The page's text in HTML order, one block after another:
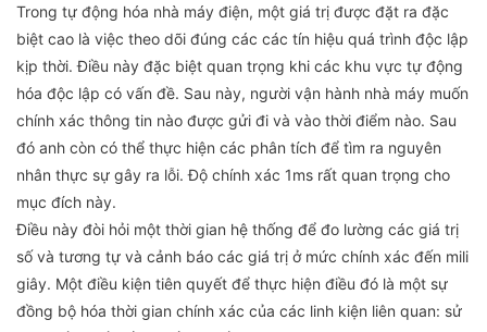
Trong tự động hóa nhà máy điện, một giá trị được đặt ra đặc
biệt cao là việc theo dõi đúng các các tín hiệu quá trình độc lập
kịp thời. Điều này đặc biệt quan trọng khi các khu vực tự động
hóa độc lập có vấn đề. Sau này, người vận hành nhà máy muốn
chính xác thông tin nào được gửi đi và vào thời điểm nào. Sau
đó anh còn có thể thực hiện các phân tích để tìm ra nguyên
nhân thực sự gây ra lỗi. Độ chính xác 1ms rất quan trọng cho
mục đích này.
Điều này đòi hỏi một thời gian hệ thống để đo lường các giá trị
số và tương tự và cảnh báo các giá trị ở mức chính xác đến mili
giây. Một điều kiện tiên quyết để thực hiện điều đó là một sự
đồng bộ hóa thời gian chính xác của các linh kiện liên quan: sử